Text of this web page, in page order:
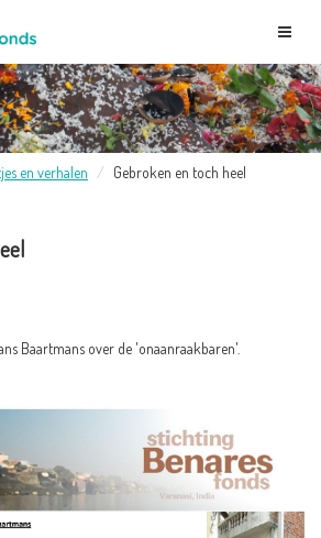
en verhalen Gebroken en toch heel
Baartmans over de 'onaanraakbaren'.